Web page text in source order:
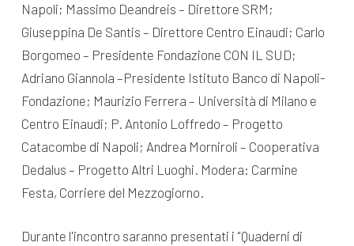
Napoli; Massimo Deandreis – Direttore SRM;
Giuseppina De Santis – Direttore Centro Einaudi; Carlo
Borgomeo – Presidente Fondazione CON IL SUD;
Adriano Giannola –Presidente Istituto Banco di Napoli-
Fondazione; Maurizio Ferrera – Università di Milano e
Centro Einaudi; P. Antonio Loffredo – Progetto
Catacombe di Napoli; Andrea Morniroli – Cooperativa
Dedalus – Progetto Altri Luoghi. Modera: Carmine
Festa, Corriere del Mezzogiorno.
Durante l'incontro saranno presentati i "Quaderni di